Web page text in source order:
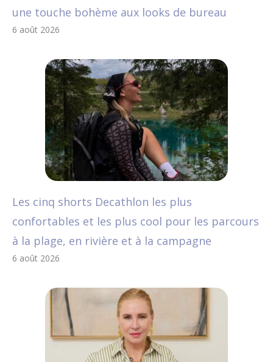
une touche bohème aux looks de bureau
6 août 2026
Les cinq shorts Decathlon les plus
confortables et les plus cool pour les parcours
à la plage, en rivière et à la campagne
6 août 2026